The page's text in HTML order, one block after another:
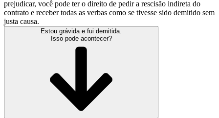
prejudicar, você pode ter o direito de pedir a rescisão indireta do
contrato e receber todas as verbas como se tivesse sido demitido sem
justa causa.
Estou grávida e fui demitida.
Isso pode acontecer?